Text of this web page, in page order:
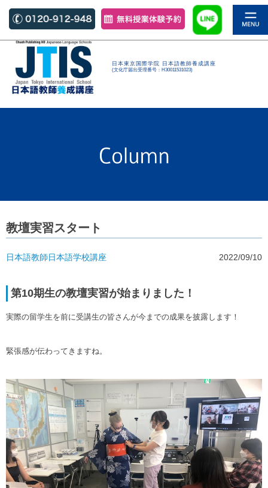
日本東京国際学院 日本語教師養成講座
(文化庁届出受理番号：H30011531023)
教壇実習スタート
日本語教師日本語学校講座 2022/09/10
第10期生の教壇実習が始まりました！
実際の留学生を前に受講生の皆さんが今までの成果を披露します！
緊張感が伝わってきますね。